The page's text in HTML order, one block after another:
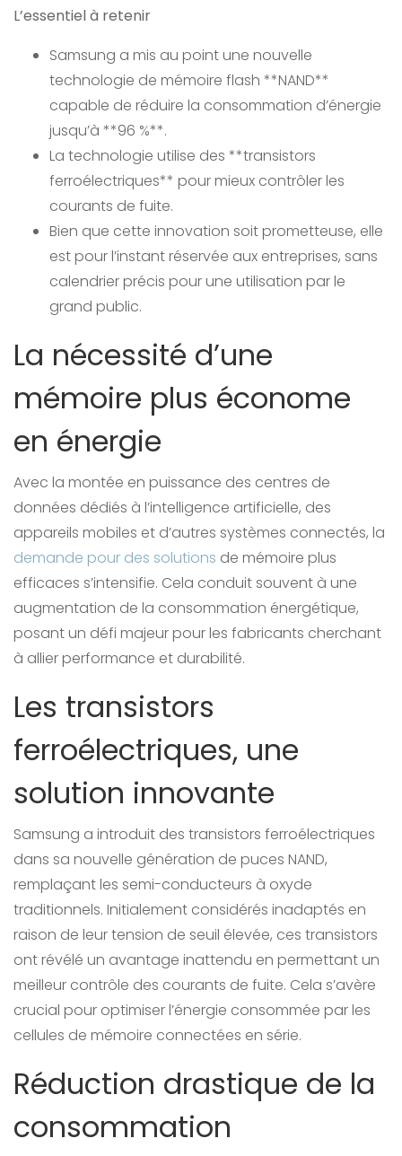
L’essentiel à retenir
Samsung a mis au point une nouvelle
technologie de mémoire flash **NAND**
capable de réduire la consommation d’énergie
jusqu’à **96 %**.
La technologie utilise des **transistors
ferroélectriques** pour mieux contrôler les
courants de fuite.
Bien que cette innovation soit prometteuse, elle
est pour l’instant réservée aux entreprises, sans
calendrier précis pour une utilisation par le
grand public.
La nécessité d’une
mémoire plus économe
en énergie
Avec la montée en puissance des centres de
données dédiés à l’intelligence artificielle, des
appareils mobiles et d’autres systèmes connectés, la
demande pour des solutions de mémoire plus
efficaces s’intensifie. Cela conduit souvent à une
augmentation de la consommation énergétique,
posant un défi majeur pour les fabricants cherchant
à allier performance et durabilité.
Les transistors
ferroélectriques, une
solution innovante
Samsung a introduit des transistors ferroélectriques
dans sa nouvelle génération de puces NAND,
remplaçant les semi-conducteurs à oxyde
traditionnels. Initialement considérés inadaptés en
raison de leur tension de seuil élevée, ces transistors
ont révélé un avantage inattendu en permettant un
meilleur contrôle des courants de fuite. Cela s’avère
crucial pour optimiser l’énergie consommée par les
cellules de mémoire connectées en série.
Réduction drastique de la
consommation